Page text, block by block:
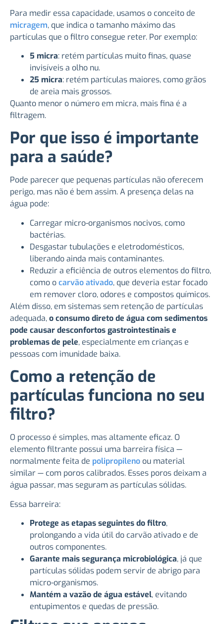
Para medir essa capacidade, usamos o conceito de
micragem, que indica o tamanho máximo das
partículas que o filtro consegue reter. Por exemplo:
5 micra: retém partículas muito finas, quase
invisíveis a olho nu.
25 micra: retém partículas maiores, como grãos
de areia mais grossos.
Quanto menor o número em micra, mais fina é a
filtragem.
Por que isso é importante
para a saúde?
Pode parecer que pequenas partículas não oferecem
perigo, mas não é bem assim. A presença delas na
água pode:
Carregar micro-organismos nocivos, como
bactérias.
Desgastar tubulações e eletrodomésticos,
liberando ainda mais contaminantes.
Reduzir a eficiência de outros elementos do filtro,
como ocarvão ativado, que deveria estar focado
em remover cloro, odores e compostos químicos.
Além disso, em sistemas sem retenção de partículas
adequada,o consumo direto de água com sedimentos
pode causar desconfortos gastrointestinais e
problemas de pele, especialmente em crianças e
pessoas com imunidade baixa.
Como a retenção de
partículas funciona no seu
filtro?
O processo é simples, mas altamente eficaz. O
elemento filtrante possui uma barreira física —
normalmente feita de polipropileno ou material
similar — com poros calibrados. Esses poros deixam a
água passar, mas seguram as partículas sólidas.
Essa barreira:
Protege as etapas seguintes do filtro,
prolongando a vida útil do carvão ativado e de
outros componentes.
Garante mais segurança microbiológica, já que
partículas sólidas podem servir de abrigo para
micro-organismos.
Mantém a vazão de água estável, evitando
entupimentos e quedas de pressão.